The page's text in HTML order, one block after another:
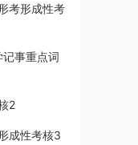
考形成性考
事重点词
2
成性考核3